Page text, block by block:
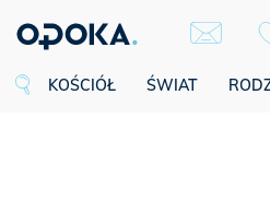
KOŚCIÓŁ ŚWIAT